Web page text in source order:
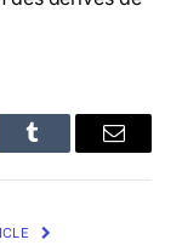
Tumblr Email